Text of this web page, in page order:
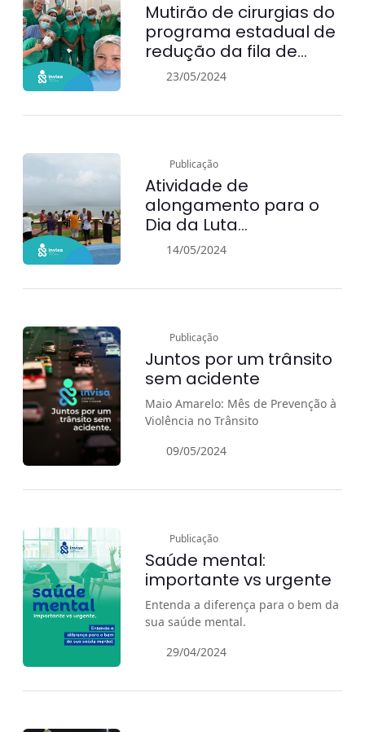
Mutirão de cirurgias do
programa estadual de
redução da fila de
espera
23/05/2024
Publicação
Atividade de
alongamento para o
Dia da Luta
Antimanicomial,
da UAA e o INVISA
14/05/2024
Publicação
Juntos por um trânsito
sem acidente
Maio Amarelo: Mês de Prevenção à
Violência no Trânsito
09/05/2024
Publicação
Saúde mental:
importante vs urgente
Entenda a diferença para o bem da
sua saúde mental.
29/04/2024